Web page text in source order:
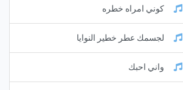
كوني امراه خطره
لجسمك عطر خطير النوايا
واني احبك